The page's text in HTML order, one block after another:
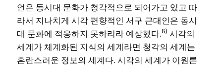
언은 동시대 문화가 청각적으로 되어가고 있고 따
라서 지나치게 시각 편향적인 서구 근대인은 동시
대 문화에 적응하지 못하리라 예상했다.8) 시각의
세계가 체계화된 지식의 세계라면 청각의 세계는
혼란스러운 정보의 세계다. 시각의 세계가 이원론